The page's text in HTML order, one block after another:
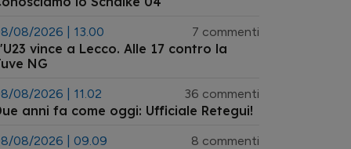
08/2026 | 13.00 7 commenti
vince a Lecco. Alle 17 contro la
NG
08/2026 | 11.02 36 commenti
anni fa come oggi: Ufficiale Retegui!
08/2026 | 09.09 8 commenti